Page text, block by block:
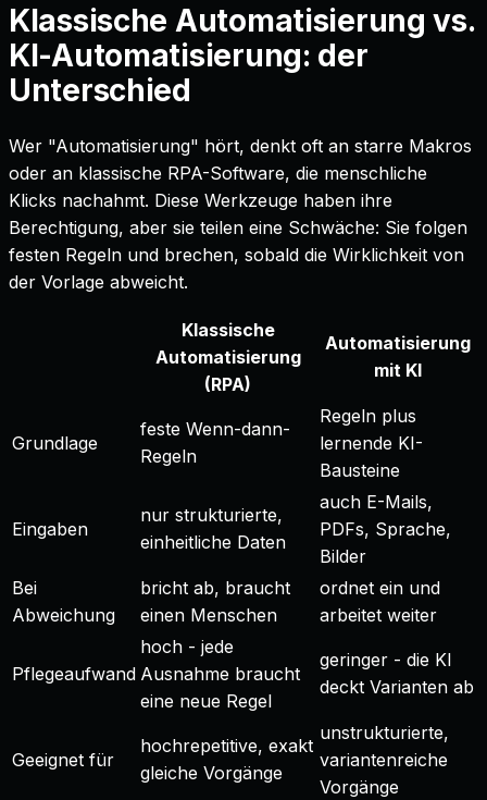
Klassische Automatisierung vs.
KI-Automatisierung: der
Unterschied
Wer "Automatisierung" hört, denkt oft an starre Makros
oder an klassische RPA-Software, die menschliche
Klicks nachahmt. Diese Werkzeuge haben ihre
Berechtigung, aber sie teilen eine Schwäche: Sie folgen
festen Regeln und brechen, sobald die Wirklichkeit von
der Vorlage abweicht.
Klassische
Automatisierung
(RPA)
Automatisierung
mit KI
Grundlage
feste Wenn-dann-
Regeln
Regeln plus
lernende KI-
Bausteine
Eingaben
nur strukturierte,
einheitliche Daten
auch E-Mails,
PDFs, Sprache,
Bilder
Bei
Abweichung
bricht ab, braucht
einen Menschen
ordnet ein und
arbeitet weiter
Pflegeaufwand
hoch - jede
Ausnahme braucht
eine neue Regel
geringer - die KI
deckt Varianten ab
Geeignet für
hochrepetitive, exakt
gleiche Vorgänge
unstrukturierte,
variantenreiche
Vorgänge